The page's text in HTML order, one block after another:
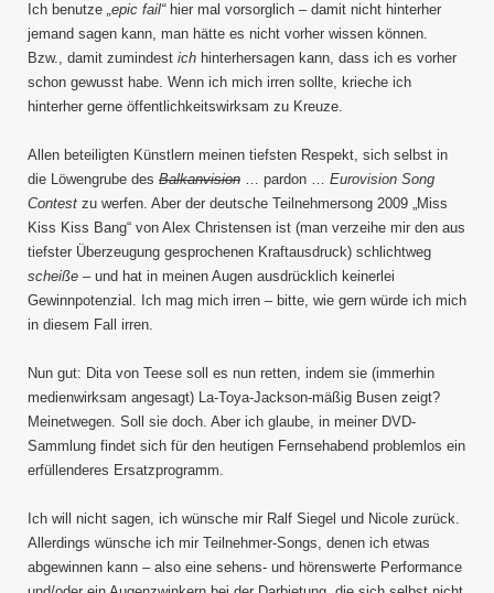
Ich benutze „epic fail“hier mal vorsorglich – damit nicht hinterher
jemand sagen kann, man hätte es nicht vorher wissen können.
Bzw., damit zumindest ich hinterhersagen kann, dass ich es vorher
schon gewusst habe. Wenn ich mich irren sollte, krieche ich
hinterher gerne öffentlichkeitswirksam zu Kreuze.
Allen beteiligten Künstlern meinen tiefsten Respekt, sich selbst in
die Löwengrube des Balkanvision … pardon … Eurovision Song
Contest zu werfen. Aber der deutsche Teilnehmersong 2009 „Miss
Kiss Kiss Bang“ von Alex Christensen ist (man verzeihe mir den aus
tiefster Überzeugung gesprochenen Kraftausdruck) schlichtweg
scheiße – und hat in meinen Augen ausdrücklich keinerlei
Gewinnpotenzial. Ich mag mich irren – bitte, wie gern würde ich mich
in diesem Fall irren.
Nun gut: Dita von Teese soll es nun retten, indem sie (immerhin
medienwirksam angesagt) La-Toya-Jackson-mäßig Busen zeigt?
Meinetwegen. Soll sie doch. Aber ich glaube, in meiner DVD-
Sammlung findet sich für den heutigen Fernsehabend problemlos ein
erfüllenderes Ersatzprogramm.
Ich will nicht sagen, ich wünsche mir Ralf Siegel und Nicole zurück.
Allerdings wünsche ich mir Teilnehmer-Songs, denen ich etwas
abgewinnen kann – also eine sehens- und hörenswerte Performance